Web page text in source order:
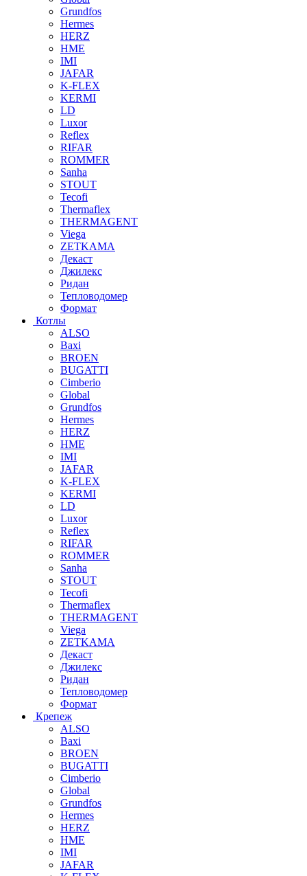
Grundfos
Hermes
HERZ
HME
IMI
JAFAR
K-FLEX
KERMI
LD
Luxor
Reflex
RIFAR
ROMMER
Sanha
STOUT
Tecofi
Thermaflex
THERMAGENT
Viega
ZETKAMA
Декаст
Джилекс
Ридан
Тепловодомер
Формат
Котлы
ALSO
Baxi
BROEN
BUGATTI
Cimberio
Global
Grundfos
Hermes
HERZ
HME
IMI
JAFAR
K-FLEX
KERMI
LD
Luxor
Reflex
RIFAR
ROMMER
Sanha
STOUT
Tecofi
Thermaflex
THERMAGENT
Viega
ZETKAMA
Декаст
Джилекс
Ридан
Тепловодомер
Формат
Крепеж
ALSO
Baxi
BROEN
BUGATTI
Cimberio
Global
Grundfos
Hermes
HERZ
HME
IMI
JAFAR